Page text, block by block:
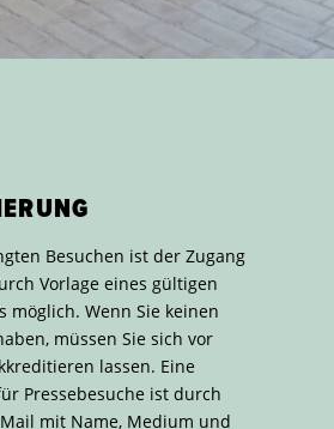
Besuchen ist der Zugang
Vorlage eines gültigen
möglich. Wenn Sie keinen
müssen Sie sich vor
lassen. Eine
Pressebesuche ist durch
mit Name, Medium und